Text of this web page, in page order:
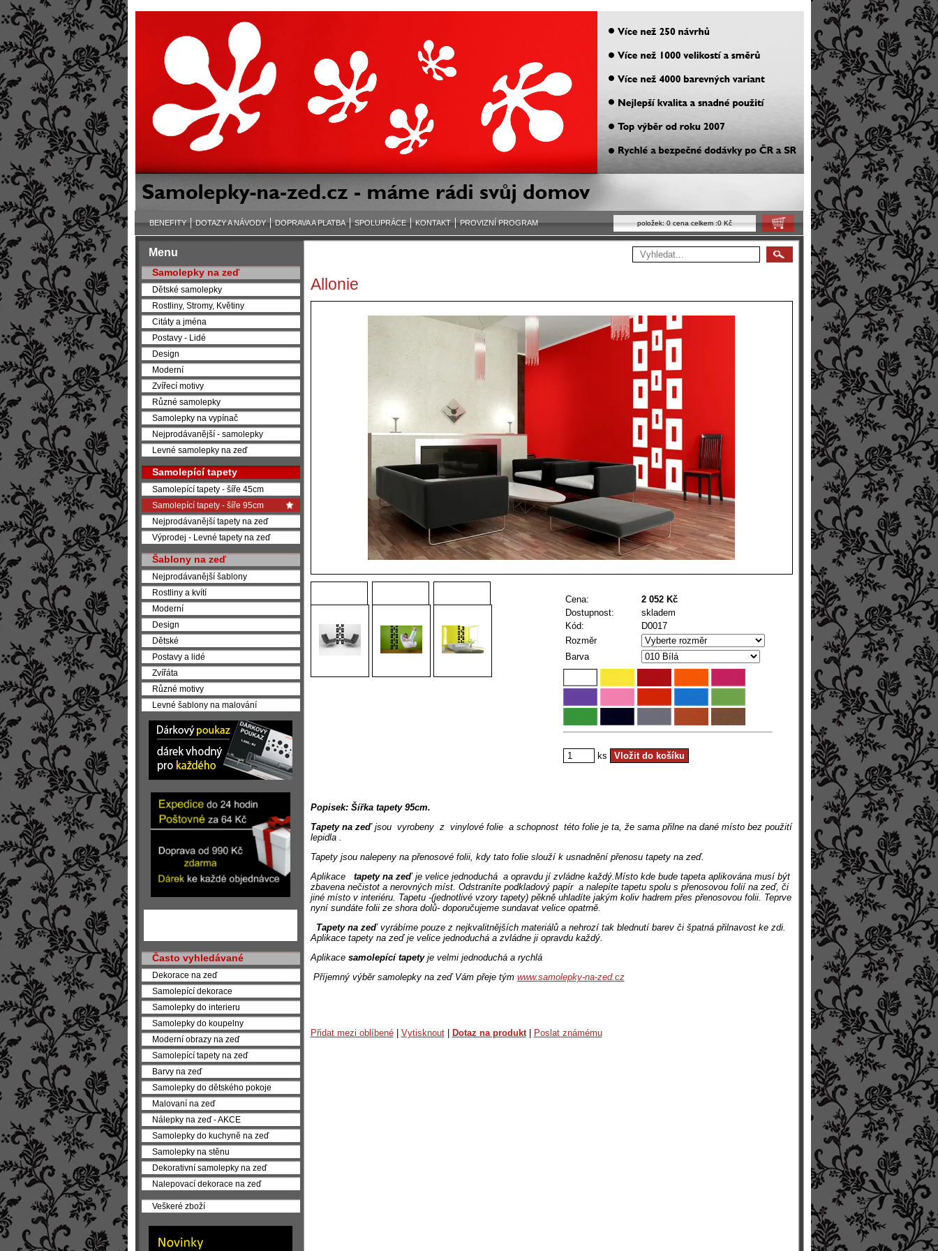
Allonie
Cena:
2 052 Kč
Dostupnost:
skladem
Kód:
D0017
Rozměr
Barva
ks
Popisek: Šířka tapety 95cm.
Tapety na zeďjsou vyrobeny z vinylové folie a schopnost této folie je ta, že sama přilne na dané místo bez použití
lepidla .
Tapety jsou nalepeny na přenosové folii, kdy tato folie slouží k usnadnění přenosu tapety na zeď.
Aplikace tapety na zeď je velice jednoduchá a opravdu jí zvládne každý.Místo kde bude tapeta aplikována musí být
zbavena nečistot a nerovných míst. Odstraníte podkladový papír a nalepíte tapetu spolu s přenosovou folií na zeď, či
jiné místo v interiéru. Tapetu -(jednotlivé vzory tapety) pěkně uhladíte jakým koliv hadrem přes přenosovou folii. Teprve
nyní sundáte folii ze shora dolů- doporučujeme sundavat velice opatrně.
Tapety na zeď vyrábíme pouze z nejkvalitnějších materiálů a nehrozí tak blednutí barev či špatná přilnavost ke zdi.
Aplikace tapety na zeď je velice jednoduchá a zvládne ji opravdu každý.
Aplikace samolepící tapety je velmi jednoduchá a rychlá
Příjemný výběr samolepky na zeď Vám přeje tým www.samolepky-na-zed.cz
Přidat mezi oblíbené| Vytisknout| Dotaz na produkt| Poslat známému
Menu
Samolepky na zeď
Dětské samolepky
Rostliny, Stromy, Květiny
Citáty a jména
Postavy - Lidé
Design
Moderní
Zvířecí motivy
Různé samolepky
Samolepky na vypínač
Nejprodávanější - samolepky
Levné samolepky na zeď
Samolepící tapety
Samolepící tapety - šíře 45cm
Samolepící tapety - šíře 95cm
Nejprodávanější tapety na zeď
Výprodej - Levné tapety na zeď
Šablony na zeď
Nejprodávanější šablony
Rostliny a kvítí
Moderní
Design
Dětské
Postavy a lidé
Zvířáta
Různé motivy
Levné šablony na malování
Často vyhledávané
Dekorace na zeď
Samolepící dekorace
Samolepky do interieru
Samolepky do koupelny
Moderní obrazy na zeď
Samolepící tapety na zeď
Barvy na zeď
Samolepky do dětského pokoje
Malovaní na zeď
Nálepky na zeď - AKCE
Samolepky do kuchyně na zeď
Samolepky na stěnu
Dekorativní samolepky na zeď
Nalepovací dekorace na zeď
Veškeré zboží
BENEFITY DOTAZY A NÁVODY DOPRAVA A PLATBA SPOLUPRÁCE KONTAKT PROVIZNÍ PROGRAM položek:0cena celkem :0 Kč Košík